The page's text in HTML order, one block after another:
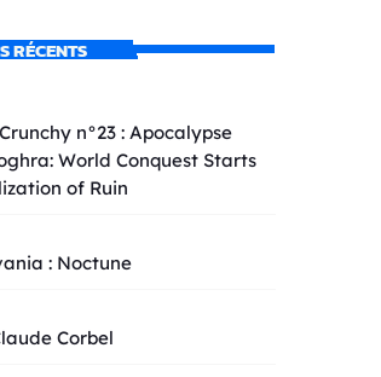
RÉCENTS
n°23 : Apocalypse
World Conquest Starts
of Ruin
: Noctune
Corbel